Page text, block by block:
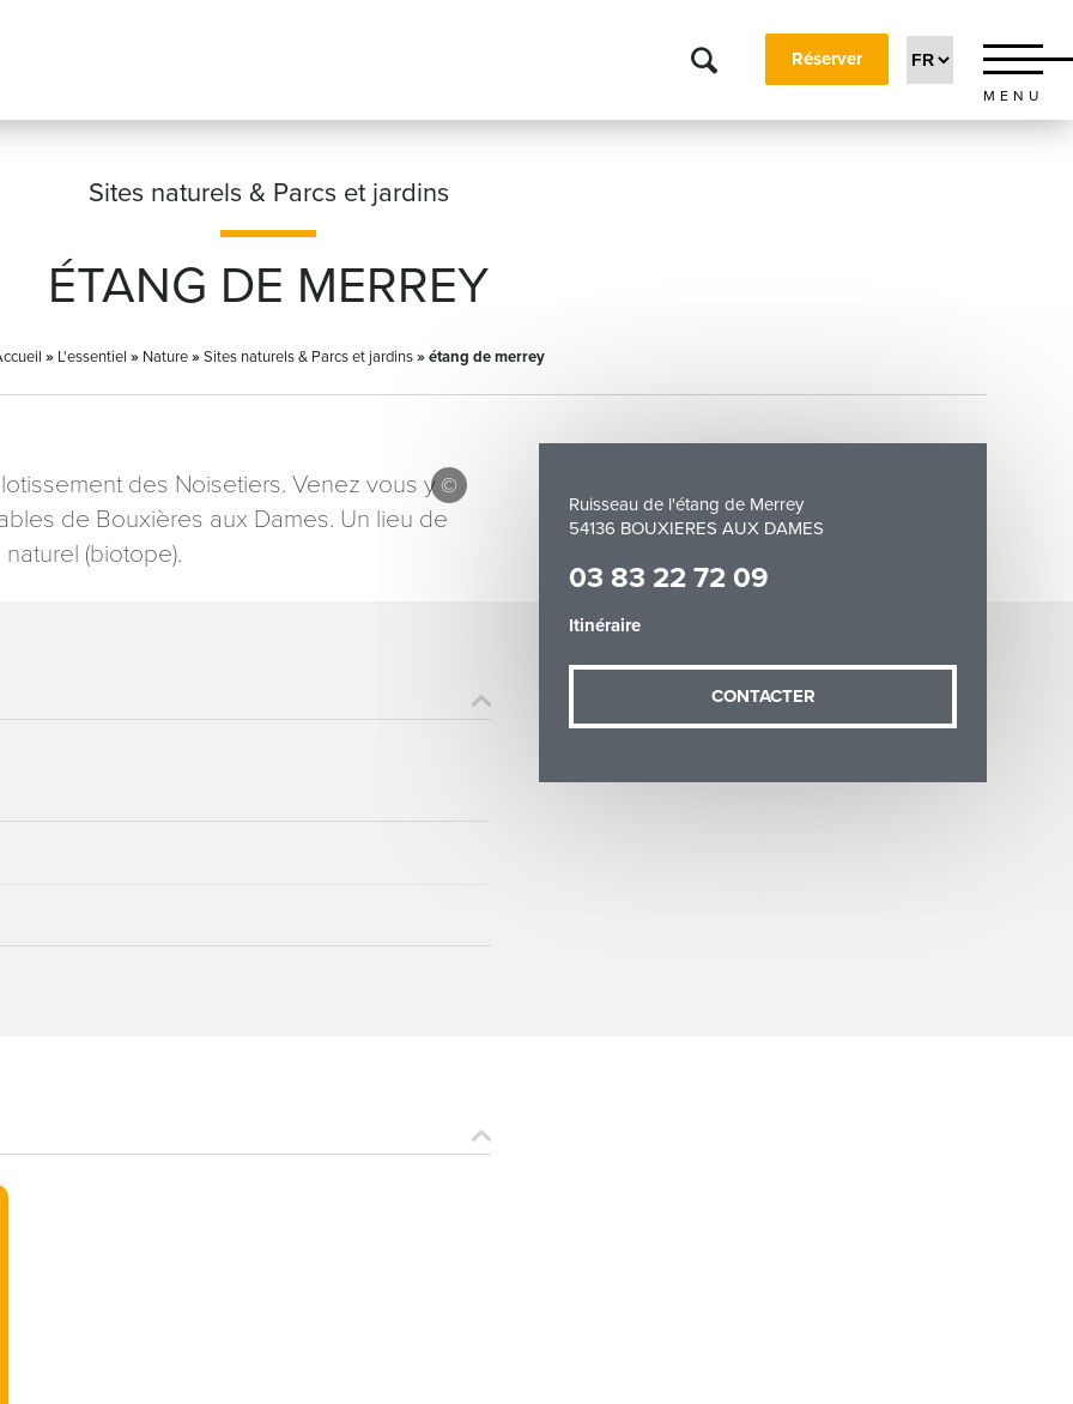
Réserver
MENU
Sites naturels & Parcs et jardins
ÉTANG DE MERREY
» L'essentiel » Nature»Sites naturels & Parcs et jardins»étang de merrey
Ruisseau de l'étang de Merrey
54136 BOUXIERES AUX DAMES
03 83 22 72 09
Itinéraire
CONTACTER
des Noisetiers. Venez vous y
de Bouxières aux Dames. Un lieu de
(biotope).
Prénom*
recueillies à partir de ce formulaire sont nécessaires au traitement de votre demande (sauf
esplanade Jacques-Baudot CO 90019 54035 NANCY cedex